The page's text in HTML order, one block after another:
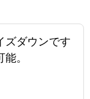
ズダウンです
。